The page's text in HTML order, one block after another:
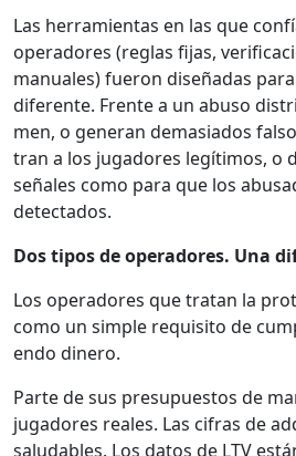
Las her­ramien­tas en las que
oper­adores (reglas fijas,
man­uales) fueron dis­eñadas
difer­ente. Frente a un abu­so
men, o gen­er­an demasi­a­dos
tran a los jugadores legí­ti­mos, o
señales como para que los
detec­ta­dos.
Dos tipos de oper­adores. Una
Los oper­adores que tratan la
como un sim­ple req­ui­si­to de
en­do dinero.
Parte de sus pre­supuestos de
jugadores reales. Las cifras de
salud­ables. Los datos de LTV